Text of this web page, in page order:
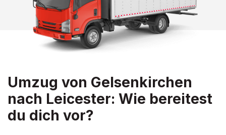
Umzug von Gelsenkirchen
nach Leicester: Wie bereitest
du dich vor?